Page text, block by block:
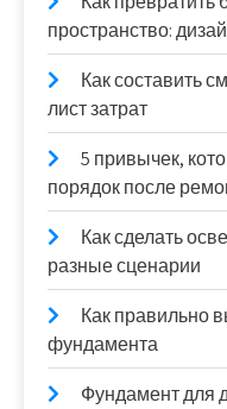
пространство:
Как составить
лист затрат
5 привычек,
порядок после
Как сделать
разные сценарии
Как правильно
фундамента
Фундамент для